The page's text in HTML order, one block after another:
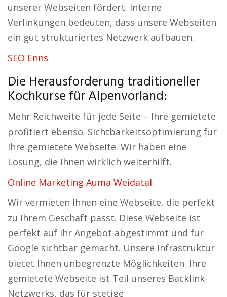
unserer Webseiten fördert. Interne
Verlinkungen bedeuten, dass unsere Webseiten
ein gut strukturiertes Netzwerk aufbauen.
SEO Enns
Die Herausforderung traditioneller
Kochkurse für Alpenvorland:
Mehr Reichweite für jede Seite – Ihre gemietete
profitiert ebenso. Sichtbarkeitsoptimierung für
Ihre gemietete Webseite. Wir haben eine
Lösung, die Ihnen wirklich weiterhilft.
Online Marketing Auma Weidatal
Wir vermieten Ihnen eine Webseite, die perfekt
zu Ihrem Geschäft passt. Diese Webseite ist
perfekt auf Ihr Angebot abgestimmt und für
Google sichtbar gemacht. Unsere Infrastruktur
bietet Ihnen unbegrenzte Möglichkeiten. Ihre
gemietete Webseite ist Teil unseres Backlink-
Netzwerks, das für stetige